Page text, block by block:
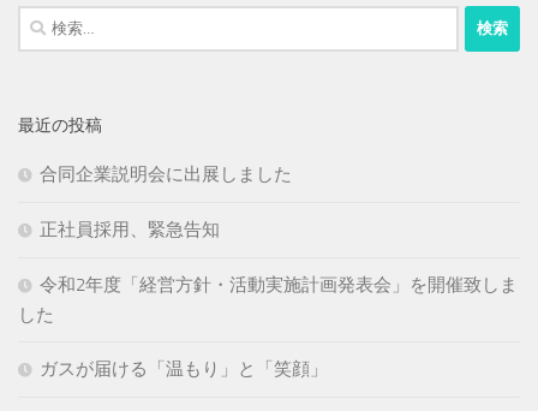
検
索:
最近の投稿
合同企業説明会に出展しました
正社員採用、緊急告知
令和2年度「経営方針・活動実施計画発表会」を開催致しま
した
ガスが届ける「温もり」と「笑顔」